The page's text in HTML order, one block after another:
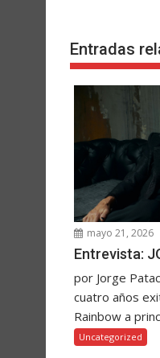
Entradas
mayo 21, 2026
Entrevista:
por Jorge
cuatro años
Rainbow a
Uncategorized